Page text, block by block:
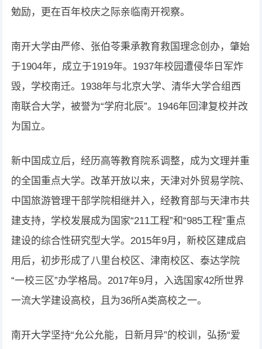
勉励，更在百年校庆之际亲临南开视察。
南开大学由严修、张伯苓秉承教育救国理念创办，肇始
于1904年，成立于1919年。1937年校园遭侵华日军炸
毁，学校南迁。1938年与北京大学、清华大学合组西
南联合大学，被誉为“学府北辰”。1946年回津复校并改
为国立。
新中国成立后，经历高等教育院系调整，成为文理并重
的全国重点大学。改革开放以来，天津对外贸易学院、
中国旅游管理干部学院相继并入，经教育部与天津市共
建支持，学校发展成为国家“211工程”和“985工程”重点
建设的综合性研究型大学。2015年9月，新校区建成启
用后，初步形成了八里台校区、津南校区、泰达学院
“一校三区”办学格局。2017年9月，入选国家42所世界
一流大学建设高校，且为36所A类高校之一。
南开大学坚持“允公允能，日新月异”的校训，弘扬“爱